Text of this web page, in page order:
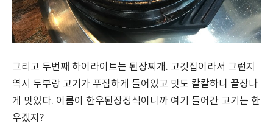
그리고 두번째 하이라이트는 된장찌개. 고깃집이라서 그런지
역시 두부랑 고기가 푸짐하게 들어있고 맛도 칼칼하니 끝장나
게 맛있다. 이름이 한우된장정식이니까 여기 들어간 고기는 한
우겠지?